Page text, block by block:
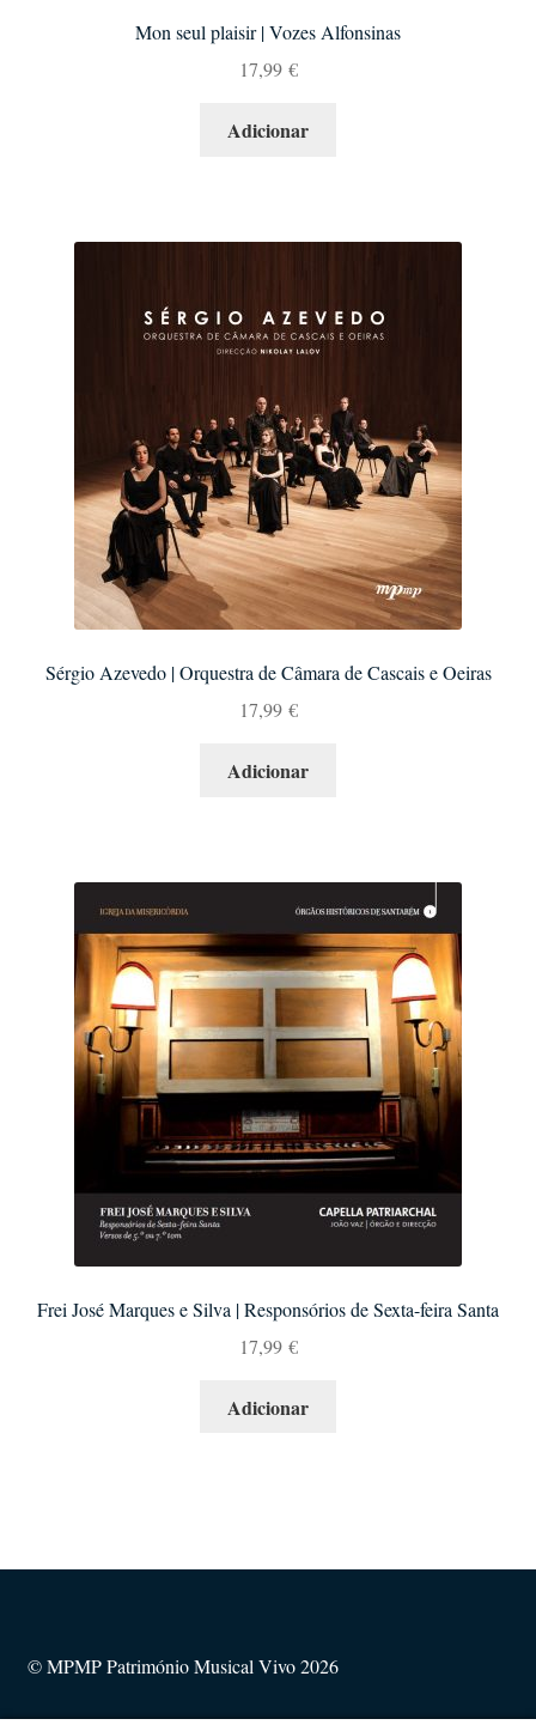
Mon seul plaisir | Vozes Alfonsinas
17,99 €
Adicionar
Sérgio Azevedo | Orquestra de Câmara de Cascais e Oeiras
17,99 €
Adicionar
Frei José Marques e Silva | Responsórios de Sexta-feira Santa
17,99 €
Adicionar
© MPMP Património Musical Vivo 2026